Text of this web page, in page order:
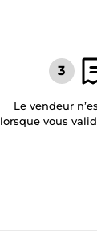
Le vendeur
lorsque vous